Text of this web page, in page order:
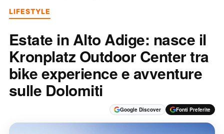
LIFESTYLE
Estate in Alto Adige: nasce il
Kronplatz Outdoor Center tra
bike experience e avventure
sulle Dolomiti
Google Discover Fonti Preferite